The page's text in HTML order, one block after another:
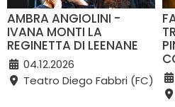
AMBRA ANGIOLINI -
IVANA MONTI LA
REGINETTA DI LEENANE
04.12.2026
Teatro Diego Fabbri (FC)